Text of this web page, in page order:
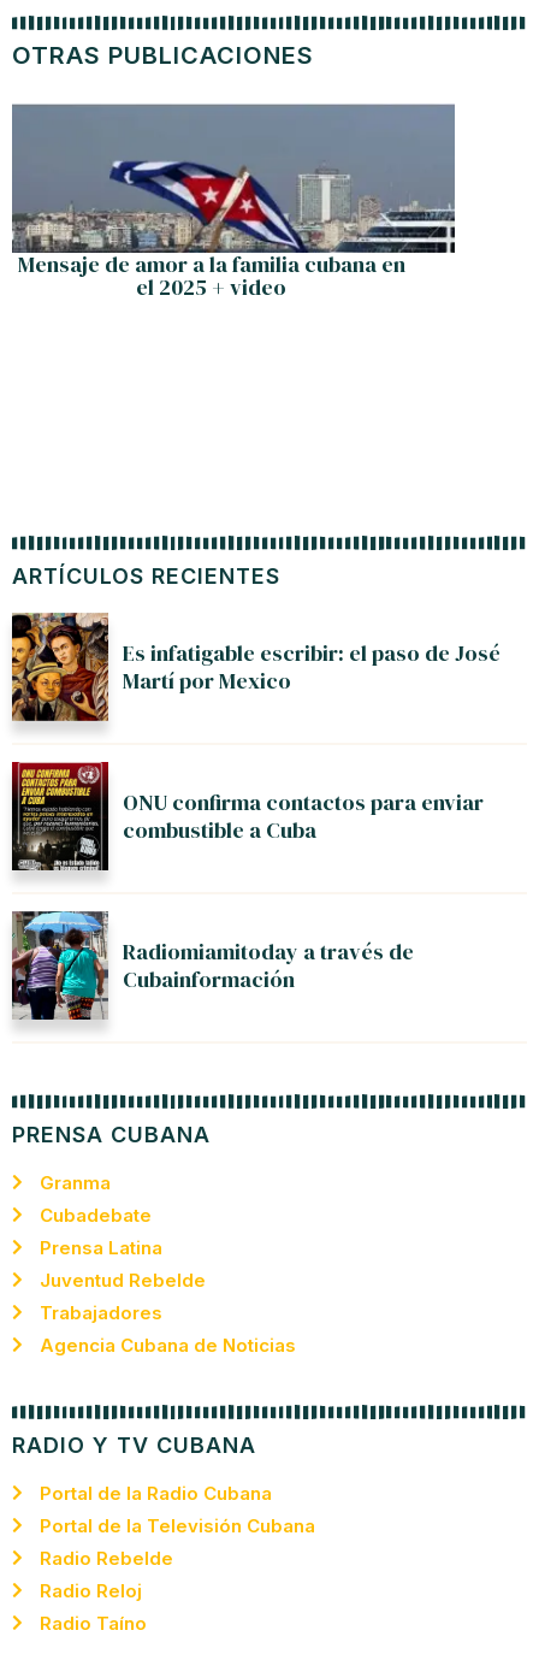
ARTÍCULOS RECIENTES
Es infatigable escribir: el paso de José
Martí por Mexico
ONU confirma contactos para enviar
combustible a Cuba
Radiomiamitoday a través de
Cubainformación
PRENSA CUBANA
Granma
Cubadebate
Prensa Latina
Juventud Rebelde
Trabajadores
Agencia Cubana de Noticias
RADIO Y TV CUBANA
Portal de la Radio Cubana
Portal de la Televisión Cubana
Radio Rebelde
Radio Reloj
Radio Taíno
OTRAS PUBLICACIONES
Mensaje de amor a la familia cubana en
el 2025 + video